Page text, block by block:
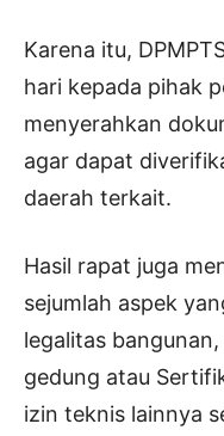
Karena itu,
hari kepada pihak
menyerahkan
agar dapat
daerah terkait.
Hasil rapat juga
sejumlah aspek
legalitas
gedung atau
izin teknis lainnya